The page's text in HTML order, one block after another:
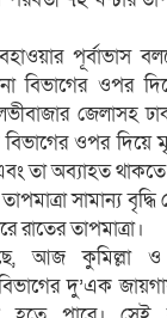
পূর্বাভাস
বিভাগের ওপর
জেলাসহ
ওপর দিয়ে
তা অব্যাহত
সামান্য বৃদ্ধি
রাতের তাপমাত্রা।
আজ কুমিল্লা ও
দু’এক